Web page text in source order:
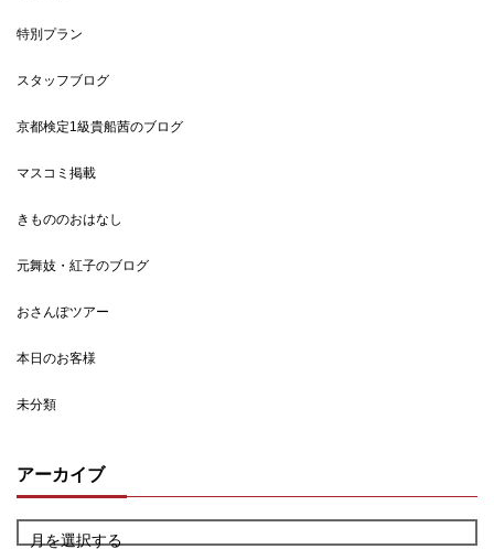
特別プラン
スタッフブログ
京都検定1級貴船茜のブログ
マスコミ掲載
きもののおはなし
元舞妓・紅子のブログ
おさんぽツアー
本日のお客様
未分類
アーカイブ
月を選択する